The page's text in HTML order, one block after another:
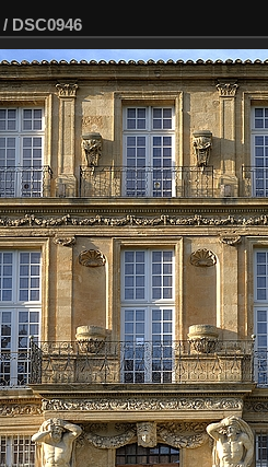
/ DSC0946